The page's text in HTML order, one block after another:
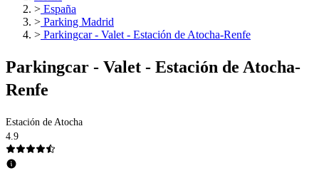
> España
> Parking Madrid
> Parkingcar - Valet - Estación de Atocha-Renfe
Parkingcar - Valet - Estación de Atocha-
Renfe
Estación de Atocha
4.9